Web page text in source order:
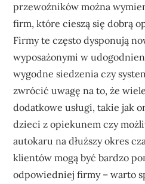
przewoźników można
firm, które cieszą się dobrą
Firmy te często dysponują
wyposażonymi w
wygodne siedzenia czy
zwrócić uwagę na to, że
dodatkowe usługi, takie jak
dzieci z opiekunem czy
autokaru na dłuższy okres
klientów mogą być bardzo
odpowiedniej firmy – warto